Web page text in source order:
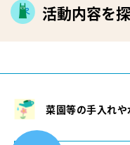
活動内容を
菜園等の手入れや